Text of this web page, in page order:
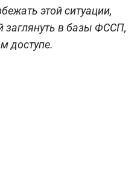
этой ситуации,
заглянуть в базы ФССП,
доступе.